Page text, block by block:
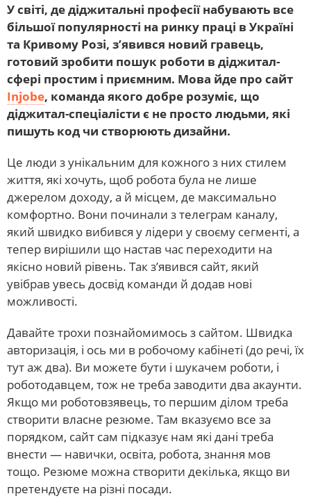
У світі, де діджитальні професії набувають все
більшої популярності на ринку праці в Україні
та Кривому Розі, з’явився новий гравець,
готовий зробити пошук роботи в діджитал-
сфері простим і приємним. Мова йде про сайт
Injobe, команда якого добре розуміє, що
діджитал-спеціалісти є не просто людьми, які
пишуть код чи створюють дизайни.
Це люди з унікальним для кожного з них стилем
життя, які хочуть, щоб робота була не лише
джерелом доходу, а й місцем, де максимально
комфортно. Вони починали з телеграм каналу,
який швидко вибився у лідери у своєму сегменті, а
тепер вирішили що настав час переходити на
якісно новий рівень. Так з’явився сайт, який
увібрав увесь досвід команди й додав нові
можливості.
Давайте трохи познайомимось з сайтом. Швидка
авторизація, і ось ми в робочому кабінеті (до речі, їх
тут аж два). Ви можете бути і шукачем роботи, і
роботодавцем, тож не треба заводити два акаунти.
Якщо ми роботовзявець, то першим ділом треба
створити власне резюме. Там вказуємо все за
порядком, сайт сам підказує нам які дані треба
внести — навички, освіта, робота, знання мов
тощо. Резюме можна створити декілька, якщо ви
претендуєте на різні посади.